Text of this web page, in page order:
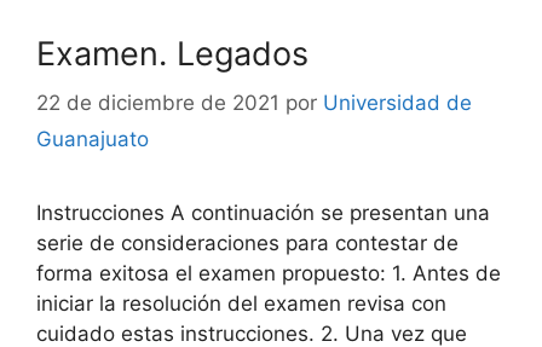
Examen. Legados
22 de diciembre de 2021 por Universidad de
Guanajuato
Instrucciones A continuación se presentan una
serie de consideraciones para contestar de
forma exitosa el examen propuesto: 1. Antes de
iniciar la resolución del examen revisa con
cuidado estas instrucciones. 2. Una vez que